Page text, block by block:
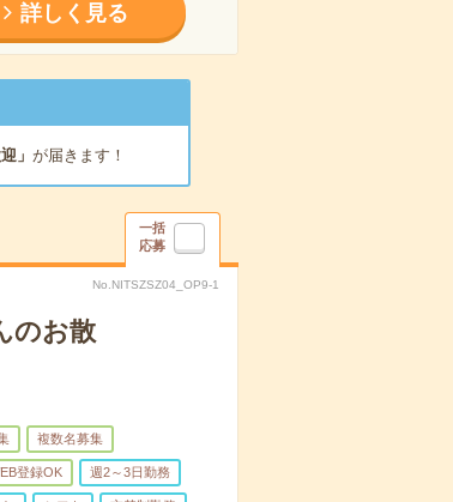
詳しく見る
」 が届きます！
一括
応募
No.NITSZSZ04_OP9-1
のお散
複数名募集
登録OK 週2～3日勤務